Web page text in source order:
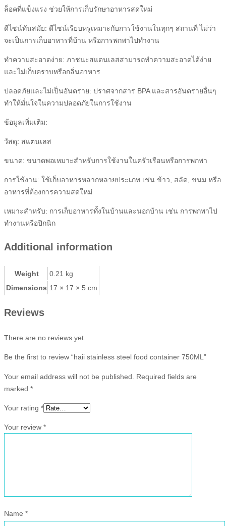
ล็อคที่แข็งแรง ช่วยให้การเก็บรักษาอาหารสดใหม่
ดีไซน์ทันสมัย: ดีไซน์เรียบหรูเหมาะกับการใช้งานในทุกๆ สถานที่ ไม่ว่า
จะเป็นการเก็บอาหารที่บ้าน หรือการพกพาไปทำงาน
ทำความสะอาดง่าย: ภาชนะสแตนเลสสามารถทำความสะอาดได้ง่าย
และไม่เก็บคราบหรือกลิ่นอาหาร
ปลอดภัยและไม่เป็นอันตราย: ปราศจากสาร BPA และสารอันตรายอื่นๆ
ทำให้มั่นใจในความปลอดภัยในการใช้งาน
ข้อมูลเพิ่มเติม:
วัสดุ: สแตนเลส
ขนาด: ขนาดพอเหมาะสำหรับการใช้งานในครัวเรือนหรือการพกพา
การใช้งาน: ใช้เก็บอาหารหลากหลายประเภท เช่น ข้าว, สลัด, ขนม หรือ
อาหารที่ต้องการความสดใหม่
เหมาะสำหรับ: การเก็บอาหารทั้งในบ้านและนอกบ้าน เช่น การพกพาไป
ทำงานหรือปิกนิก
Additional information
Weight
0.21 kg
Dimensions 17 × 17 × 5 cm
Reviews
There are no reviews yet.
Be the first to review “haii stainless steel food container 750ML”
Your email address will not be published. Required fields are
marked *
Your rating *
Your review *
Name *